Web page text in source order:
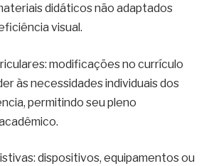
didáticos não adaptados
visual.
modificações no currículo
às necessidades individuais dos
permitindo seu pleno
dispositivos, equipamentos ou